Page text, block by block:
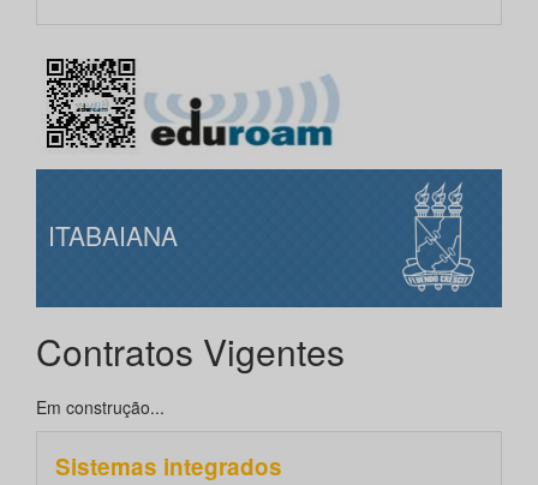
ITABAIANA
Contratos Vigentes
Em construção...
Sistemas integrados